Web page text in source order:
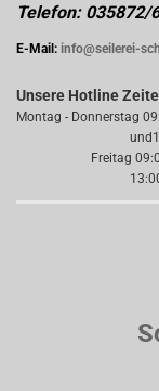
Telefon: 035872/
E-Mail: info@seilerei-
Unsere Hotline
Montag - Donnerstag
und13:00
Freitag 09:00
13:00 bis